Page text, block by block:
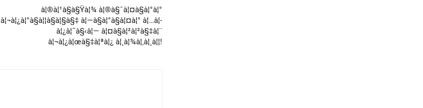
à¦®à¦¹à§à§Ÿà¦¾ à¦®à§ˆà¦¤à§à¦°à¦°
à¦¬à¦¿à¦°à§à¦¦à§à¦§à§‡ à¦—à§à¦°à§à¦¤à¦° à¦…à¦­
à¦¿à¦¯à§‹à¦— à¦¤à§à¦²à¦²à§‡à¦¨
à¦¬à¦¿à¦œà§‡à¦ªà¦¿ à¦¸à¦¾à¦‚à¦¸à¦¦!